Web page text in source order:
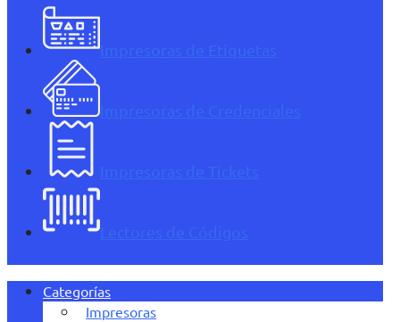
Impresoras de Etiquetas
Impresoras de Credenciales
Impresoras de Tickets
Lectores de Códigos
Categorías
Impresoras